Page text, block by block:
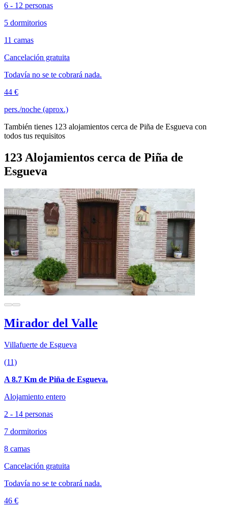
6 - 12 personas
5 dormitorios
11 camas
Cancelación gratuita
Todavía no se te cobrará nada.
44 €
pers./noche (aprox.)
También tienes 123 alojamientos cerca de Piña de Esgueva con
todos tus requisitos
123 Alojamientos cerca de Piña de
Esgueva
Mirador del Valle
Villafuerte de Esgueva
(11)
A 8.7 Km de Piña de Esgueva.
Alojamiento entero
2 - 14 personas
7 dormitorios
8 camas
Cancelación gratuita
Todavía no se te cobrará nada.
46 €